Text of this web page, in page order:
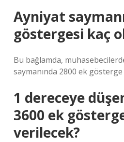
Ayniyat
göstergesi kaç
Bu bağlamda,
saymanında 2800 ek
1 dereceye
3600 ek
verilecek?